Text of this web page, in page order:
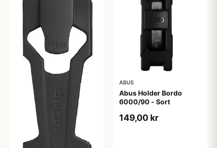
ABUS
Abus Holder Bordo
6000/90 - Sort
149,00 kr